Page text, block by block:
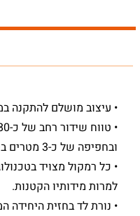
• עיצוב מושלם להתקנה
ובחפיפה של כ-3 מטרים בין יחידה ליחידה.
• כל רמקול מצויד
למרות מידותיו הקטנות.
• נורת לד בחזית היחידה